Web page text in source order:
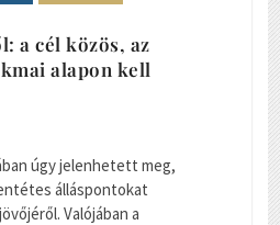
a cél közös, az
alapon kell
úgy jelenhetett meg,
álláspontokat
Valójában a